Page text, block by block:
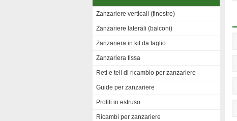
Zanzariere verticali (finestre)
Zanzariere laterali (balconi)
Zanzariera in kit da taglio
Zanzariera fissa
Reti e teli di ricambio per zanzariere
Guide per zanzariere
Profili in estruso
Ricambi per zanzariere